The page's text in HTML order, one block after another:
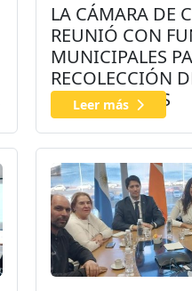
LA CÁMARA DE
REUNIÓ CON
MUNICIPALES
RECOLECCIÓN
COMERCIALES
Leer más